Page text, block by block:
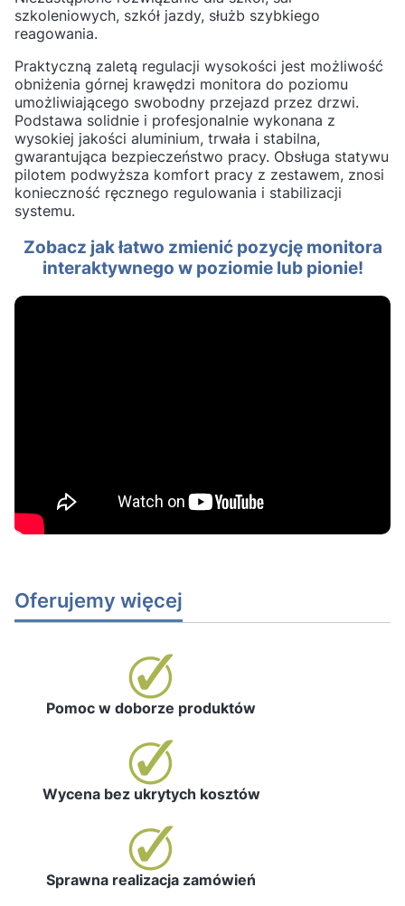
szkoleniowych, szkół jazdy, służb szybkiego
reagowania.
Praktyczną zaletą regulacji wysokości jest możliwość
obniżenia górnej krawędzi monitora do poziomu
umożliwiającego swobodny przejazd przez drzwi.
Podstawa solidnie i profesjonalnie wykonana z
wysokiej jakości aluminium, trwała i stabilna,
gwarantująca bezpieczeństwo pracy. Obsługa statywu
pilotem podwyższa komfort pracy z zestawem, znosi
konieczność ręcznego regulowania i stabilizacji
systemu.
Zobacz jak łatwo zmienić pozycję monitora
interaktywnego w poziomie lub pionie!
Oferujemy więcej
Pomoc w doborze produktów
Wycena bez ukrytych kosztów
Sprawna realizacja zamówień